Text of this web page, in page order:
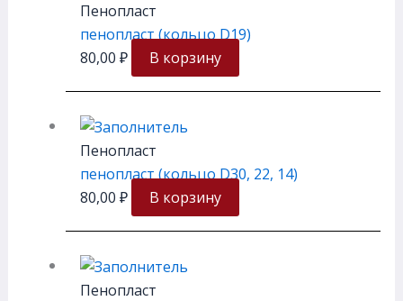
Пенопласт
пенопласт (кольцо D19)
80,00 ₽ В корзину
Пенопласт
пенопласт (кольцо D30, 22, 14)
80,00 ₽ В корзину
Пенопласт